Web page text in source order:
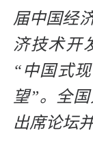
届中国经
济技术开
“中国式
望”。全
出席论坛